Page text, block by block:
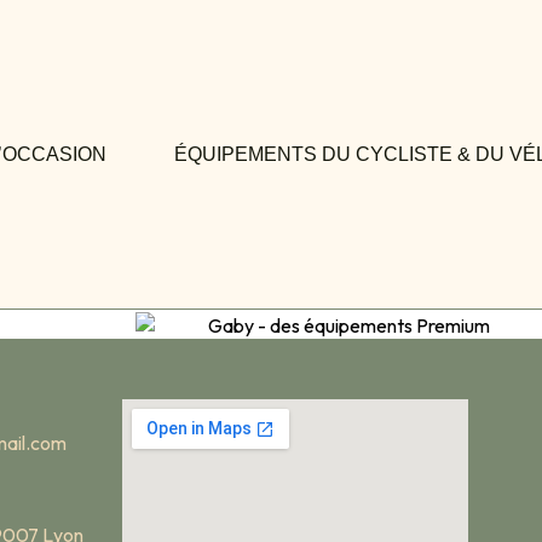
ÉQUIPEMENTS DU CYCLISTE & DU
Lyon